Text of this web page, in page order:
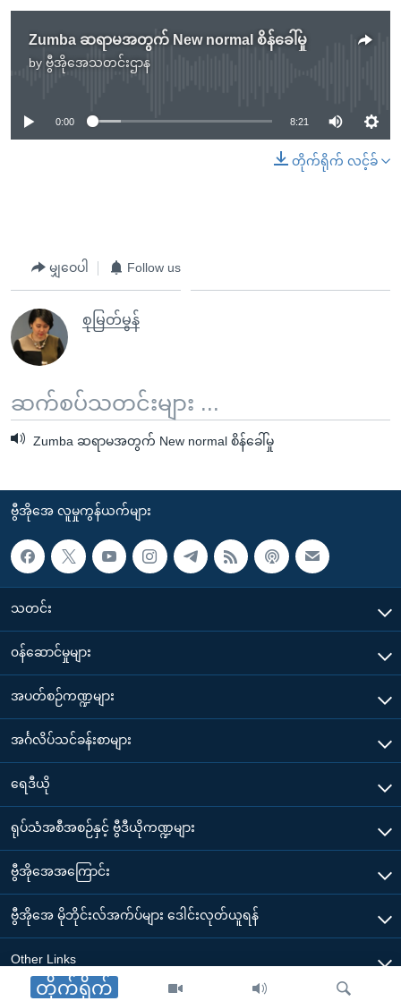
တိုက်ရိုက်
Zumba ဆရာမအတွက် New normal စိန်ခေါ်မှု
by ဗွီအိုအေသတင်းဌာန
No media source currently available
0:00 8:21
တိုက်ရိုက် လင့်ခ်
မျှဝေပါ Follow us
စုမြတ်မွန်
ဆက်စပ်သတင်းများ ...
Zumba ဆရာမအတွက် New normal စိန်ခေါ်မှု
ဗွီအိုအေ လူမှုကွန်ယက်များ
သတင်း
၀န်ဆောင်မှုများ
အပတ်စဉ်ကဏ္ဍများ
အင်္ဂလိပ်သင်ခန်းစာများ
ရေဒီယို
ရုပ်သံအစီအစဉ်နှင့် ဗွီဒီယိုကဏ္ဍများ
ဗွီအိုအေအကြောင်း
ဗွီအိုအေ မိုဘိုင်းလ်အက်ပ်များ ဒေါင်းလုတ်ယူရန်
Other Links